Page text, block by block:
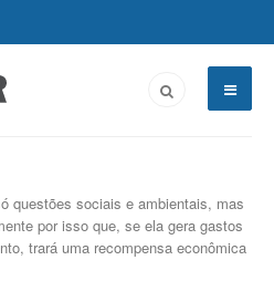
questões sociais e ambientais, mas
por isso que, se ela gera gastos
trará uma recompensa econômica